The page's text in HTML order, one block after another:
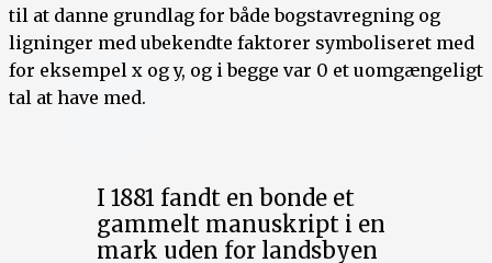
til at danne grundlag for både bogstavregning og
ligninger med ubekendte faktorer symboliseret med
for eksempel x og y, og i begge var 0 et uomgængeligt
tal at have med.
I 1881 fandt en bonde et
gammelt manuskript i en
mark uden for landsbyen